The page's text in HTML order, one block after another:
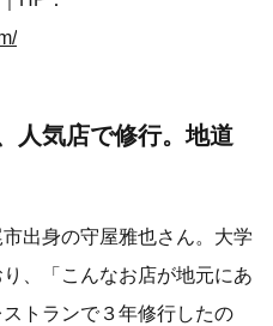
人気店で修行。地道
出身の守屋雅也さん。大学
、「こんなお店が地元にあ
トランで３年修行したの